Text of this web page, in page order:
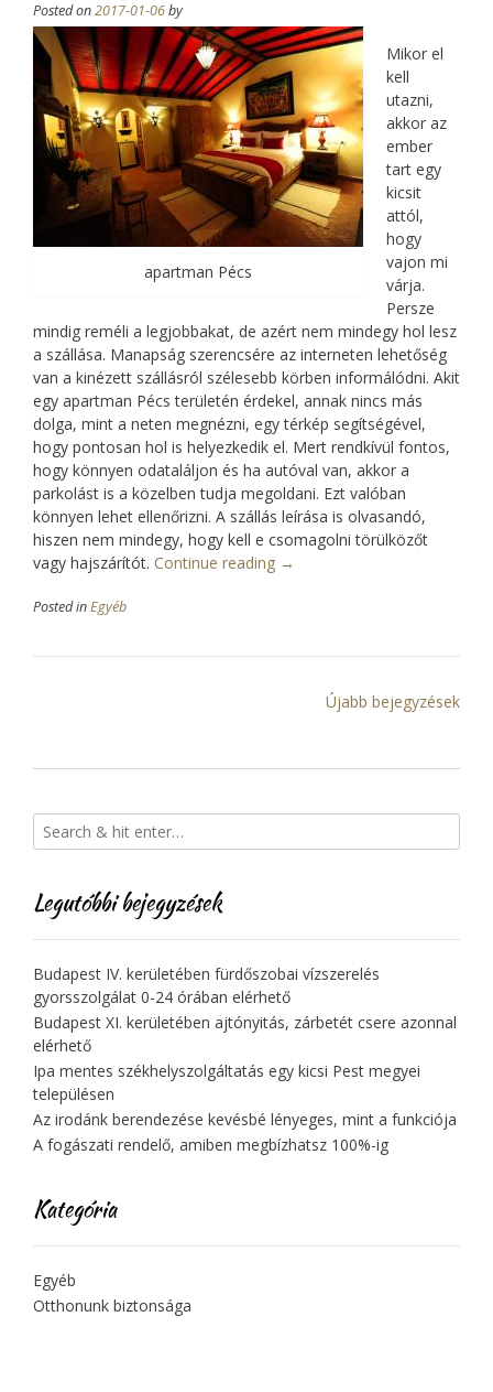
Posted on2017-01-06by
apartman Pécs
Mikor el
kell
utazni,
akkor az
ember
tart egy
kicsit
attól,
hogy
vajon mi
várja.
Persze
mindig reméli a legjobbakat, de azért nem mindegy hol lesz
a szállása. Manapság szerencsére az interneten lehetőség
van a kinézett szállásról szélesebb körben informálódni. Akit
egy apartman Pécs területén érdekel, annak nincs más
dolga, mint a neten megnézni, egy térkép segítségével,
hogy pontosan hol is helyezkedik el. Mert rendkívül fontos,
hogy könnyen odataláljon és ha autóval van, akkor a
parkolást is a közelben tudja megoldani. Ezt valóban
könnyen lehet ellenőrizni. A szállás leírása is olvasandó,
hiszen nem mindegy, hogy kell e csomagolni törülközőt
vagy hajszárítót. Continue reading “Otthonos
→
Posted inEgyéb
j
g
y
z
é
s
n
a
v
i
g
á
i
ó
Újabb bejegyzések
Legutóbbi bejegyzések
Budapest IV. kerületében fürdőszobai vízszerelés
gyorsszolgálat 0-24 órában elérhető
Budapest XI. kerületében ajtónyitás, zárbetét csere azonnal
elérhető
Ipa mentes székhelyszolgáltatás egy kicsi Pest megyei
településen
Az irodánk berendezése kevésbé lényeges, mint a funkciója
A fogászati rendelő, amiben megbízhatsz 100%-ig
Kategória
Egyéb
Otthonunk biztonsága